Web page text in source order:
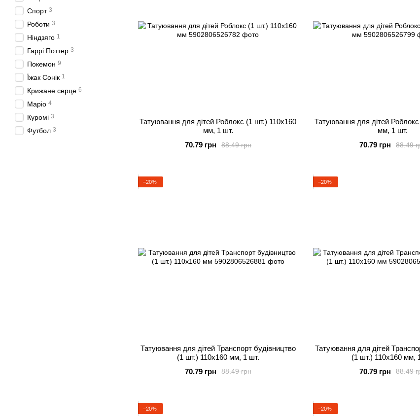
Татуювання для дітей Роблокс (1 шт.) 110х160
мм, 1 шт.
88.49 грн
70.79 грн
Татуювання для дітей
мм, 1 шт.
88.49
70.79 грн
−20%
Татуювання для дітей Транспорт будівництво
(1 шт.) 110х160 мм, 1 шт.
88.49 грн
70.79 грн
−20%
Татуювання для дітей
(1 шт.) 110х160 мм,
88.49
70.79 грн
−20% −20%
Спорт 3
Роботи 3
Ніндзяго 1
Гаррі Поттер 3
Покемон 9
Їжак Сонік 1
Крижане серце 6
Маріо 4
Куромі 3
Футбол 3